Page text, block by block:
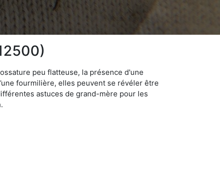
peu flatteuse, la présence d'une
fourmilière, elles peuvent se révéler être
astuces de grand-mère pour les